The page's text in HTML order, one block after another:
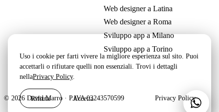
Web designer a Latina
Web designer a Roma
Sviluppo app a Milano
Sviluppo app a Torino
© 2026 David Marro · P.IVA 03243570599 Privacy Policy
Uso i cookie per farti vivere la migliore esperienza sul sito. Puoi
accettarli o rifiutare quelli non essenziali. Trovi i dettagli
nellaPrivacy Policy.
Rifiuta Accetta